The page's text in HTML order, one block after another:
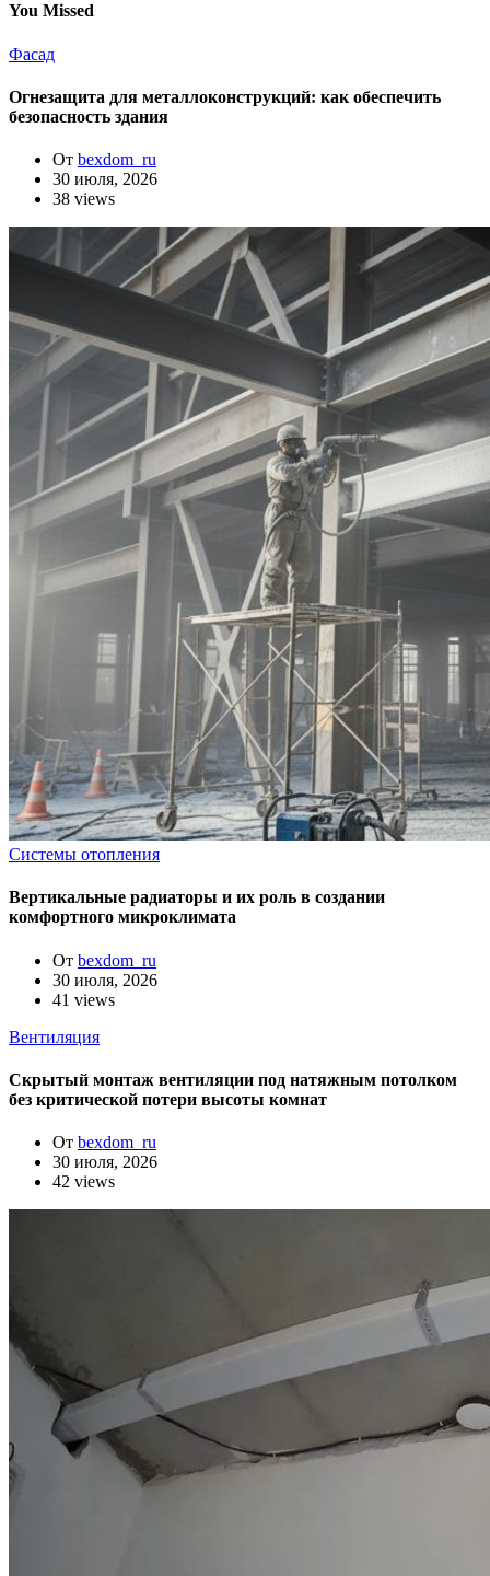
You Missed
Фасад
Огнезащита для металлоконструкций: как обеспечить
безопасность здания
От bexdom_ru
30 июля, 2026
38 views
Системы отопления
Вертикальные радиаторы и их роль в создании
комфортного микроклимата
От bexdom_ru
30 июля, 2026
41 views
Вентиляция
Скрытый монтаж вентиляции под натяжным потолком
без критической потери высоты комнат
От bexdom_ru
30 июля, 2026
42 views